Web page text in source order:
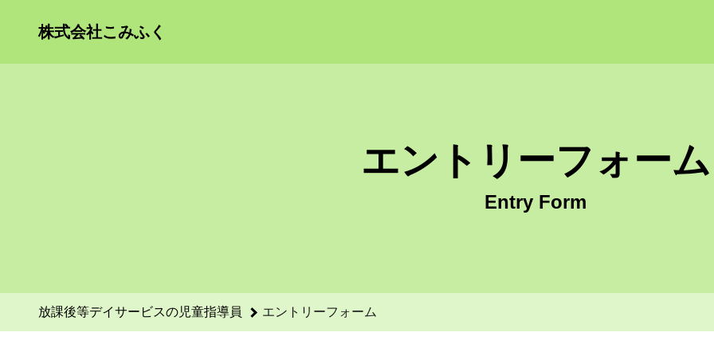
株式会社こみふく
エントリーフォーム
Entry Form
放課後等デイサービスの児童指導員 エントリーフォーム